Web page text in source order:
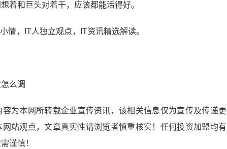
着和巨头对着干，应该都能活得好。
情，IT人独立观点，IT资讯精选解读。
么调
容为本网所转载企业宣传资讯，该相关信息仅为宣传及传递更
站观点，文章真实性请浏览者慎重核实！任何投资加盟均有
谨慎！